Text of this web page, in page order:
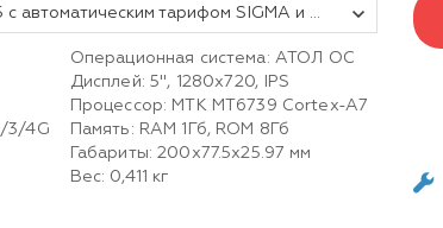
Смарт-терминал АТОЛ СТБ 5 с автоматическим тарифом SIGMA и ИТС (без ФН, 5.0)
3/4G
Операционная система: АТОЛ ОС
Дисплей: 5'', 1280x720, IPS
Процессор: MTK MT6739 Cortex-A7
Память: RAM 1Гб, ROM 8Гб
Габариты: 200х77.5х25.97 мм
Вес: 0,411 кг